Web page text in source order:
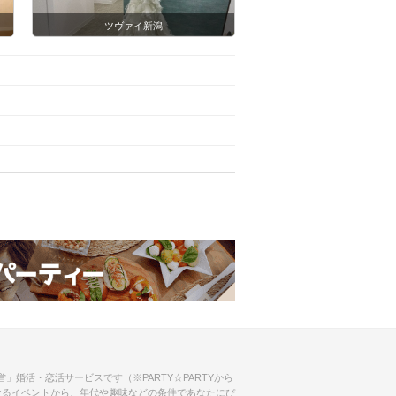
ツヴァイ新潟
」婚活・恋活サービスです（※PARTY☆PARTYから
イベントから、年代や趣味などの条件であなたにぴ